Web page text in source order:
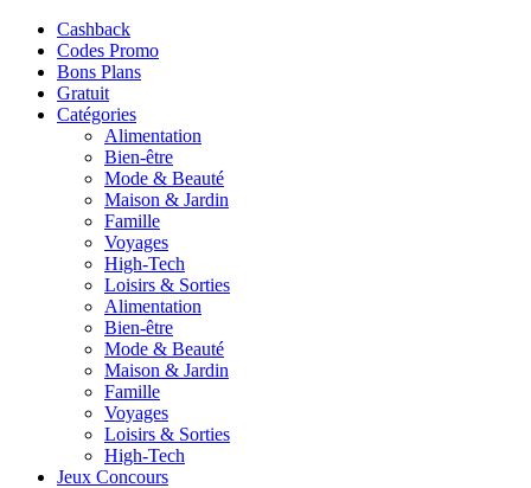
Cashback
Codes Promo
Bons Plans
Gratuit
Catégories
Alimentation
Bien-être
Mode & Beauté
Maison & Jardin
Famille
Voyages
High-Tech
Loisirs & Sorties
Alimentation
Bien-être
Mode & Beauté
Maison & Jardin
Famille
Voyages
Loisirs & Sorties
High-Tech
Jeux Concours